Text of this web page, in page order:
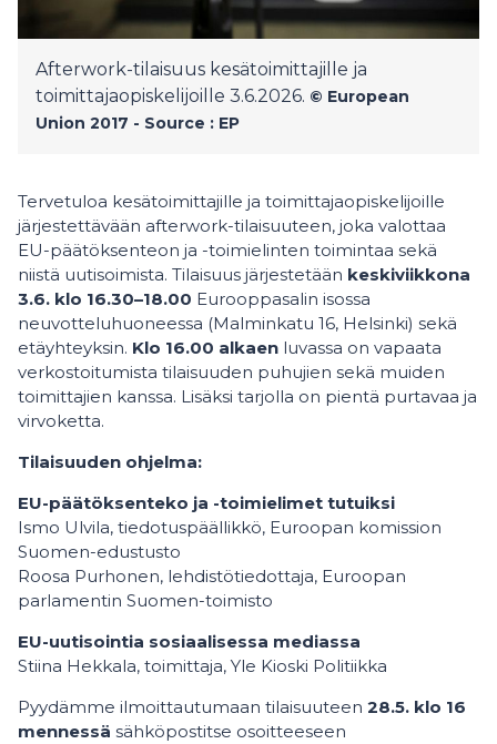
Afterwork-tilaisuus kesätoimittajille ja
toimittajaopiskelijoille 3.6.2026. © European
Union 2017 - Source : EP
Tervetuloa kesätoimittajille ja toimittajaopiskelijoille
järjestettävään afterwork-tilaisuuteen, joka valottaa
EU-päätöksenteon ja -toimielinten toimintaa sekä
niistä uutisoimista. Tilaisuus järjestetään keskiviikkona
3.6. klo 16.30–18.00 Eurooppasalin isossa
neuvotteluhuoneessa (Malminkatu 16, Helsinki) sekä
etäyhteyksin. Klo 16.00 alkaen luvassa on vapaata
verkostoitumista tilaisuuden puhujien sekä muiden
toimittajien kanssa. Lisäksi tarjolla on pientä purtavaa ja
virvoketta.
Tilaisuuden ohjelma:
EU-päätöksenteko ja -toimielimet tutuiksi
Ismo Ulvila, tiedotuspäällikkö, Euroopan komission
Suomen-edustusto
Roosa Purhonen, lehdistötiedottaja, Euroopan
parlamentin Suomen-toimisto
EU-uutisointia sosiaalisessa mediassa
Stiina Hekkala, toimittaja, Yle Kioski Politiikka
Pyydämme ilmoittautumaan tilaisuuteen 28.5. klo 16
mennessä sähköpostitse osoitteeseen